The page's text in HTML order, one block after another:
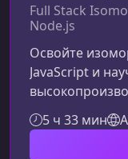
Full Stack
Node.js
Освойте
JavaScript и
помощью Vue.js
практический
MEVN,
5 ч 33 мин